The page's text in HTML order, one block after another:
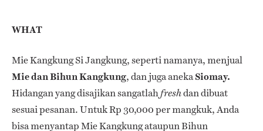
WHAT
Mie Kangkung Si Jangkung, seperti namanya, menjual
Mie dan Bihun Kangkung, dan juga anekaSiomay.
Hidangan yang disajikan sangatlah freshdan dibuat
sesuai pesanan. Untuk Rp 30,000 per mangkuk, Anda
bisa menyantap Mie Kangkung ataupun Bihun